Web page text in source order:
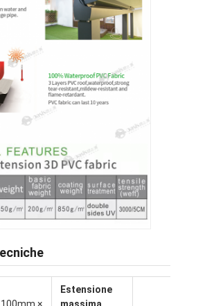
di alluminio
motorizzata
Estensione